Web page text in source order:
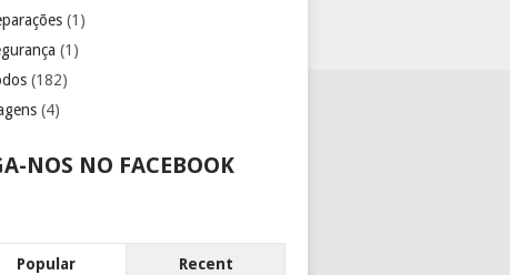
(1)
(1)
(182)
(4)
NOS NO FACEBOOK
Popular Recent